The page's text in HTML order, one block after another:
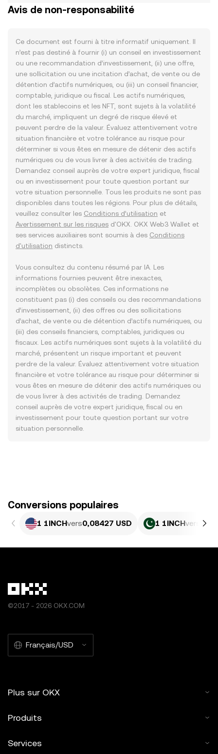
Avis de non-responsabilité
Ce document est fourni à titre informatif uniquement. Il
n’est pas destiné à fournir (i) un conseil en investissement
ou une recommandation d’investissement, (ii) une offre,
une sollicitation ou une incitation d’achat, de vente ou de
détention d’actifs numériques, ou (iii) un conseil financier,
comptable, juridique ou fiscal. Les actifs numériques,
dont les stablecoins et les NFT, sont sujets à la volatilité
du marché, impliquent un degré de risque élevé et
peuvent perdre de la valeur. Évaluez attentivement votre
situation financière et votre tolérance au risque pour
déterminer si vous êtes en mesure de détenir des actifs
numériques ou de vous livrer à des activités de trading.
Demandez conseil auprès de votre expert juridique, fiscal
ou en investissement pour toute question portant sur
votre situation personnelle. Tous les produits ne sont pas
disponibles dans toutes les régions. Pour plus de détails,
veuillez consulter les Conditions d’utilisation et
Avertissement sur les risques d'OKX. OKX Web3 Wallet et
ses services auxiliaires sont soumis à des Conditions
d'utilisation distincts.
Vous consultez du contenu résumé par IA. Les
informations fournies peuvent être inexactes,
incomplètes ou obsolètes. Ces informations ne
constituent pas (i) des conseils ou des recommandations
d’investissement, (ii) des offres ou des sollicitations
d’achat, de vente ou de détention d’actifs numériques, ou
(iii) des conseils financiers, comptables, juridiques ou
fiscaux. Les actifs numériques sont sujets à la volatilité du
marché, présentent un risque important et peuvent
perdre de la valeur. Évaluez attentivement votre situation
financière et votre tolérance au risque pour déterminer si
vous êtes en mesure de détenir des actifs numériques ou
de vous livrer à des activités de trading. Demandez
conseil auprès de votre expert juridique, fiscal ou en
investissement pour toute question portant sur votre
situation personnelle.
Conversions populaires
1 1INCHvers0,08427 USD 1 1INCHvers
©2017 - 2026 OKX.COM
Français/USD
Plus sur OKX
Produits
Services